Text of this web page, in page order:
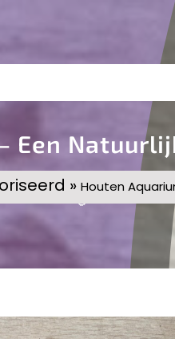
Een
» Houten